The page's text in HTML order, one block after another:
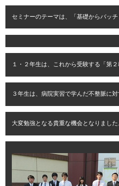
セミナーのテーマは、「基礎からバッチ
１・２年生は、これから受験する「第
３年生は、病院実習で学んだ不整脈に
大変勉強となる貴重な機会となりました